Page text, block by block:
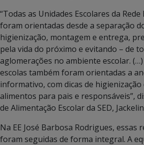
“Todas as Unidades Escolares da
foram orientadas desde a separação
higienização, montagem e entrega,
pela vida do próximo e evitando – de
aglomerações no ambiente escolar.
escolas também foram orientadas a
informativo, com dicas de higienização
alimentos para pais e responsáveis”,
de Alimentação Escolar da SED,
Na EE José Barbosa Rodrigues, essas
foram seguidas de forma integral. A